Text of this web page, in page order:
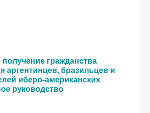
гражданства
аргентинцев, бразильцев и
иберо-американских
руководство